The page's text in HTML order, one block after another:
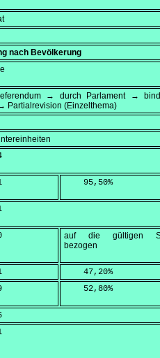
nach Bevölkerung
→ durch Parlament →
Partialrevision (Einzelthema)
    95,50
%
auf die gültigen
bezogen
    47,20
%
    52,80
%